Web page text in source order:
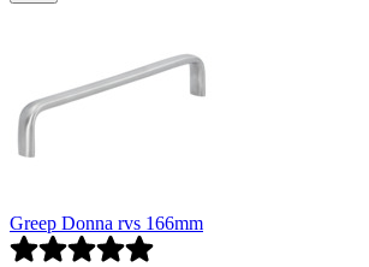
Greep Donna rvs 166mm